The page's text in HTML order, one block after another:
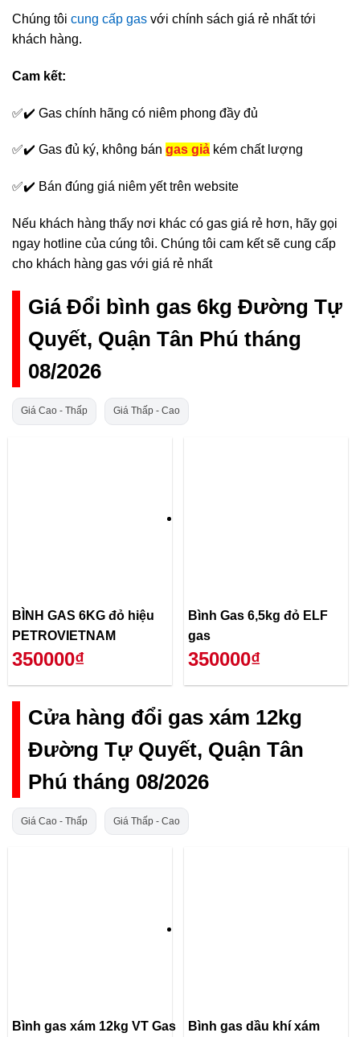
Chúng tôi cung cấp gas với chính sách giá rẻ nhất tới
khách hàng.
Cam kết:
✅✔️ Gas chính hãng có niêm phong đầy đủ
✅✔️ Gas đủ ký, không bán gas giả kém chất lượng
✅✔️ Bán đúng giá niêm yết trên website
Nếu khách hàng thấy nơi khác có gas giá rẻ hơn, hãy gọi
ngay hotline của cúng tôi. Chúng tôi cam kết sẽ cung cấp
cho khách hàng gas với giá rẻ nhất
Giá Đổi bình gas 6kg Đường Tự
Quyết, Quận Tân Phú tháng
08/2026
Giá Cao - Thấp Giá Thấp - Cao
BÌNH GAS 6KG đỏ hiệu
PETROVIETNAM
350000₫
Bình Gas 6,5kg đỏ ELF
gas
350000₫
Cửa hàng đổi gas xám 12kg
Đường Tự Quyết, Quận Tân
Phú tháng 08/2026
Giá Cao - Thấp Giá Thấp - Cao
Bình gas xám 12kg VT Gas
Bình gas dầu khí xám